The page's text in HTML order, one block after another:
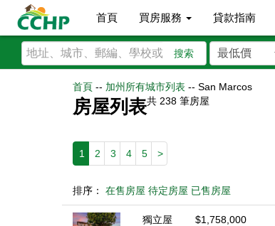
首頁 買房服務 貸款指南
搜索
首頁 -- 加州所有城市列表 -- San Marcos
房屋列表共 238 筆房屋
1 2 3 4 5 >
排序： 在售房屋 待定房屋 已售房屋
獨立屋
$1,758,000